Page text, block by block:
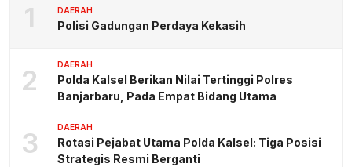
1 DAERAH
Polisi Gadungan Perdaya Kekasih
2 DAERAH
Polda Kalsel Berikan Nilai Tertinggi Polres
Banjarbaru, Pada Empat Bidang Utama
3 DAERAH
Rotasi Pejabat Utama Polda Kalsel: Tiga Posisi
Strategis Resmi Berganti